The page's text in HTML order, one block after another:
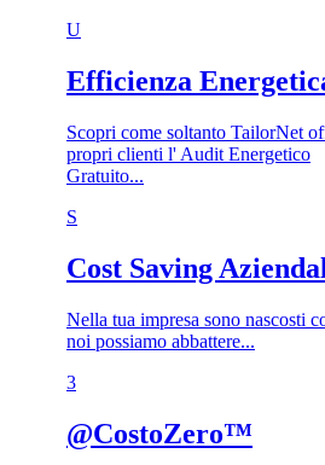
U
Efficienza
Scopri come soltanto TailorNet
propri clienti l' Audit Energetico
Gratuito...
S
Cost Saving
Nella tua impresa sono nascosti
noi possiamo abbattere...
3​
@CostoZero™